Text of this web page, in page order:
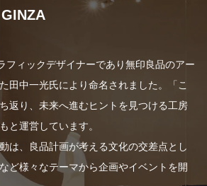
フィックデザイナーであり無印良品のアー
田中一光氏により命名されました。「こ
返り、未来へ進むヒントを見つける工房
と運営しています。
は、良品計画が考える文化の交差点とし
ど様々なテーマから企画やイベントを開